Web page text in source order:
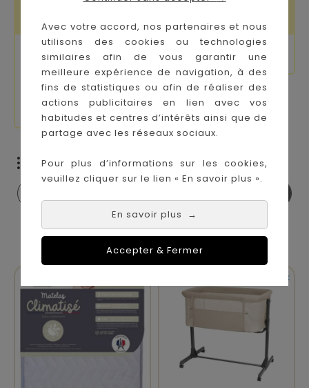
Avec votre accord, nos partenaires et nous
utilisons des cookies ou technologies
similaires afin de vous garantir une
meilleure expérience de navigation, à des
fins de statistiques ou afin de réaliser des
actions publicitaires en lien avec vos
habitudes et centres d’intérêts ainsi que de
partage avec les réseaux sociaux.
Pour plus d’informations sur les cookies,
veuillez cliquer sur le lien « En savoir plus ».
En savoir plus →
Accepter & Fermer
Sommeil & Confort Déco Par Univers
833 articles

Affichage 1-14 de 833 article(s)
En stock